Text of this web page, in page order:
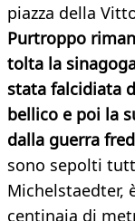
piazza della
Purtroppo
tolta la
stata falcidiata
bellico e poi la
dalla guerra
sono sepolti
Michelstaedter,
centinaia di